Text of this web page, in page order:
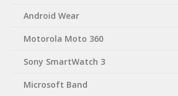
Android Wear
Motorola Moto 360
Sony SmartWatch 3
Microsoft Band